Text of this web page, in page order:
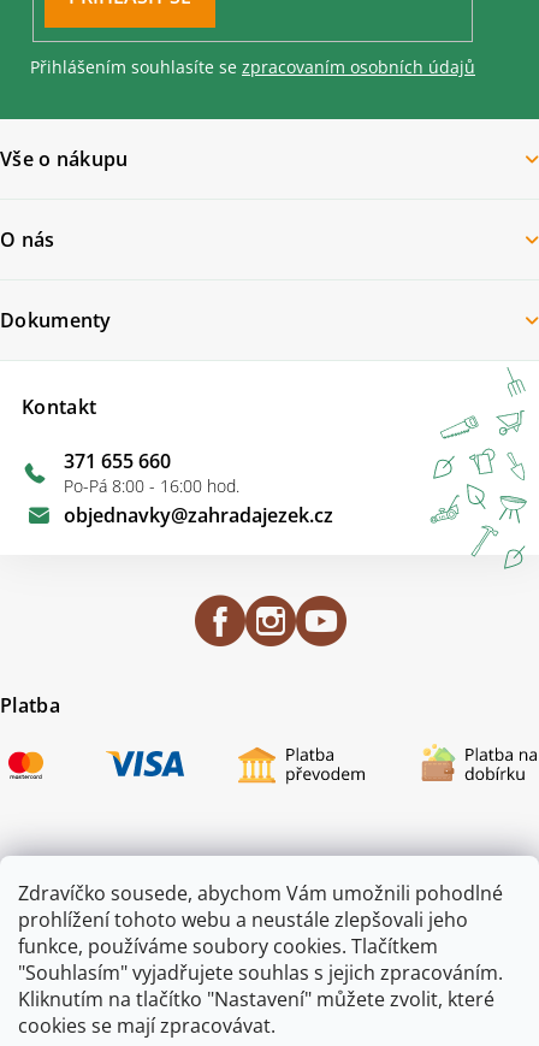
Zdravíčko sousede, abychom Vám umožnili pohodlné
prohlížení tohoto webu a neustále zlepšovali jeho
funkce, používáme soubory cookies. Tlačítkem
"Souhlasím" vyjadřujete souhlas s jejich zpracováním.
Kliknutím na tlačítko "Nastavení" můžete zvolit, které
cookies se mají zpracovávat.
SE
Přihlášením souhlasíte se zpracovaním osobních údajů
Vše o nákupu
O nás
Kontakt
objednavky@zahradajezek.cz
371 655 660
Po-Pá 8:00 - 16:00 hod.
Dokumenty
Platba
Certifikace